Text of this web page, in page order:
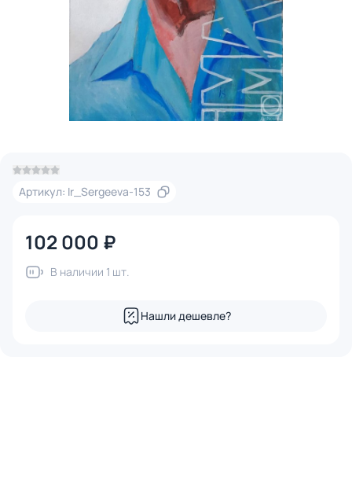
Артикул: Ir_Sergeeva-153
102 000 ₽
В наличии 1 шт.
Нашли дешевле?